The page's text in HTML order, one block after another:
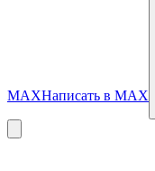
MAXНаписать в MAX